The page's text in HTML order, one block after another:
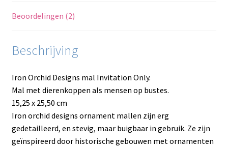
Beoordelingen (2)
Beschrijving
Iron Orchid Designs mal Invitation Only.
Mal met dierenkoppen als mensen op bustes.
15,25 x 25,50 cm
Iron orchid designs ornament mallen zijn erg
gedetailleerd, en stevig, maar buigbaar in gebruik. Ze zijn
geïnspireerd door historische gebouwen met ornamenten